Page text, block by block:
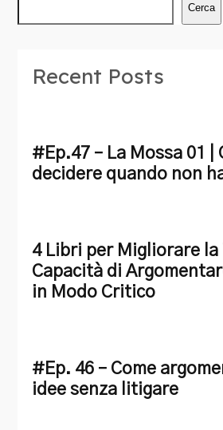
Cerca
Recent Posts
#Ep.47 – La Mossa 01 |
decidere quando non
4 Libri per Migliorare la
Capacità di
in Modo Critico
#Ep. 46 – Come
idee senza litigare